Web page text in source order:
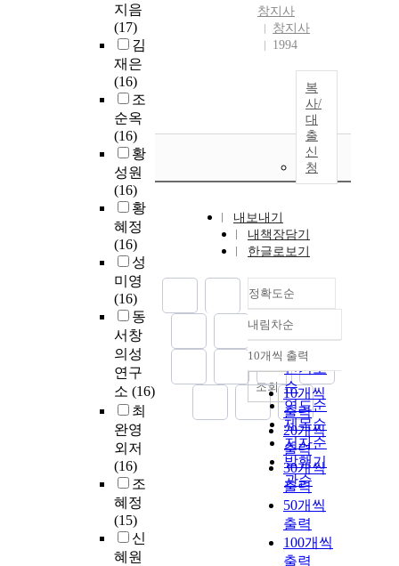
지음
(17)
김
재은
(16)
조
순옥
(16)
황
성원
(16)
황
혜정
(16)
성
미영
(16)
동
서창
의성
연구
소 (16)
최
완영
외저
(16)
조
혜정
(15)
신
혜원
창지사
창지사
1994
복
사/
대
출
신
청
내보내기
내책장담기
한글로보기
정확도순
정확도
순
인기도
순
연도순
제목순
저자순
발행기
관순
내림차순
내림차순
10개씩 출력
10개씩
출력
20개씩
출력
30개씩
출력
50개씩
출력
100개씩
출력
조회